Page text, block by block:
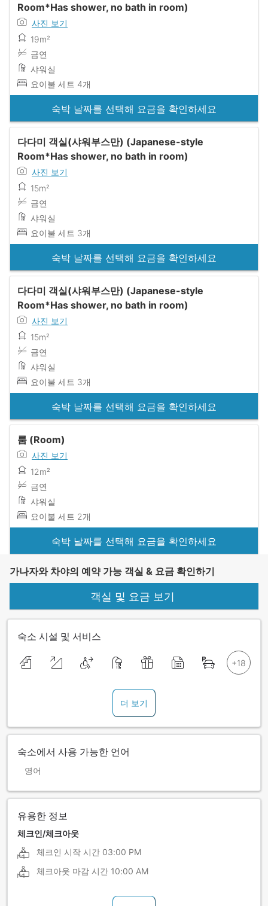
Room*Has shower, no bath in room)
사진 보기
19m²
금연
샤워실
요이불 세트 4개
숙박 날짜를 선택해 요금을 확인하세요
다다미 객실(샤워부스만) (Japanese-style
Room*Has shower, no bath in room)
사진 보기
15m²
금연
샤워실
요이불 세트 3개
숙박 날짜를 선택해 요금을 확인하세요
다다미 객실(샤워부스만) (Japanese-style
Room*Has shower, no bath in room)
사진 보기
15m²
금연
샤워실
요이불 세트 3개
숙박 날짜를 선택해 요금을 확인하세요
룸 (Room)
사진 보기
12m²
금연
샤워실
요이불 세트 2개
숙박 날짜를 선택해 요금을 확인하세요
가나자와 차야의 예약 가능 객실 & 요금 확인하기
객실 및 요금 보기
숙소 시설 및 서비스
더 보기
숙소에서 사용 가능한 언어
영어
유용한 정보
체크인/체크아웃
체크인 시작 시간 03:00 PM
체크아웃 마감 시간 10:00 AM